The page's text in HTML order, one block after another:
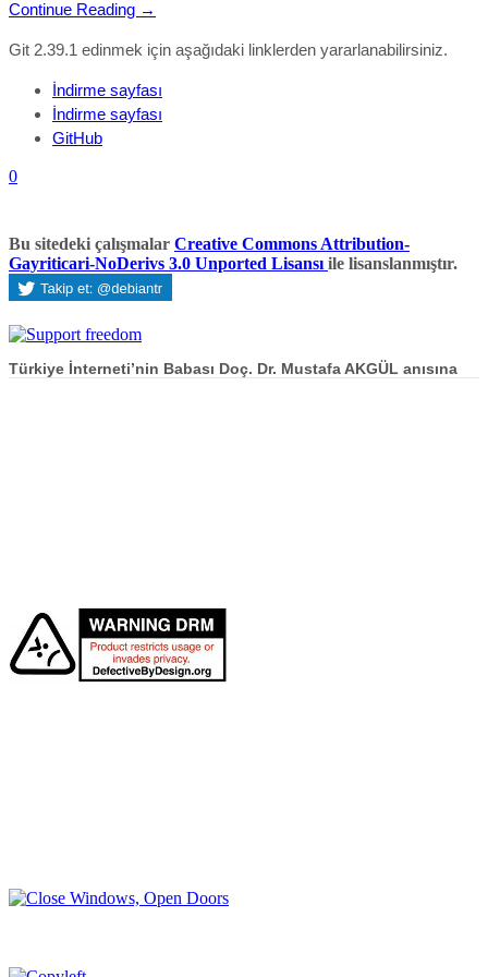
Continue Reading →
Git 2.39.1 edinmek için aşağıdaki linklerden yararlanabilirsiniz.
İndirme sayfası
İndirme sayfası
GitHub
0
Bu sitedeki çalışmalar Creative Commons Attribution-
Gayriticari-NoDerivs 3.0 Unported Lisansı ile lisanslanmıştır.
Türkiye İnterneti’nin Babası Doç. Dr. Mustafa AKGÜL anısına